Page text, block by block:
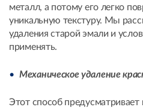
металл, а потому его легко
уникальную текстуру. Мы
удаления старой эмали и
применять.
Механическое удаление
Этот способ предусматривает